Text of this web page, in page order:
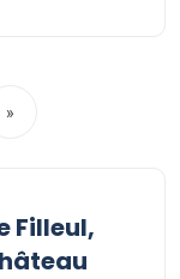
»
Filleul,